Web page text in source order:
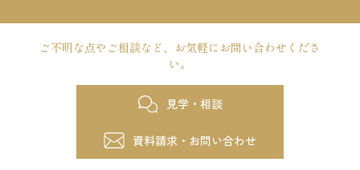
ご不明な点やご相談など、 お気軽にお問い合わせくださ
い。
見学・相談
資料請求・お問い合わせ